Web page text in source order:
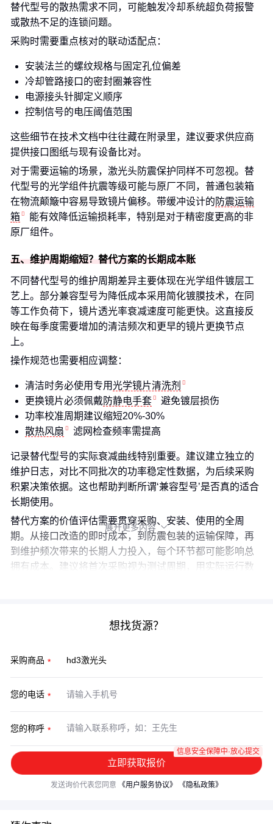
替代型号的散热需求不同，可能触发冷却系统超负荷报警
或散热不足的连锁问题。
采购时需要重点核对的联动适配点：
安装法兰的螺纹规格与固定孔位偏差
冷却管路接口的密封圈兼容性
电源接头针脚定义顺序
控制信号的电压阈值范围
这些细节在技术文档中往往藏在附录里，建议要求供应商
提供接口图纸与现有设备比对。
对于需要运输的场景，激光头防震保护同样不可忽视。替
代型号的光学组件抗震等级可能与原厂不同，普通包装箱
在物流颠簸中容易导致镜片偏移。带缓冲设计的 防震运输
箱
能有效降低运输损耗率，特别是对于精密度更高的非
原厂组件。
五、维护周期缩短？替代方案的长期成本账
不同替代型号的维护周期差异主要体现在光学组件镀层工
艺上。部分兼容型号为降低成本采用简化镀膜技术，在同
等工作负荷下，镜片透光率衰减速度可能更快。这直接反
映在每季度需要增加的清洁频次和更早的镜片更换节点
上。
操作规范也需要相应调整：
清洁时务必使用专用光学镜片清洗剂
更换镜片必须佩戴 防静电手套
避免镀层损伤
功率校准周期建议缩短20%-30%
散热风扇
滤网检查频率需提高
记录替代型号的实际衰减曲线特别重要。建议建立独立的
维护日志，对比不同批次的功率稳定性数据，为后续采购
积累决策依据。这也帮助判断所谓‘兼容型号’是否真的适合
长期使用。
替代方案的价值评估需要贯穿采购、安装、使用的全周
期。从接口改造的即时成本，到防震包装的运输保障，再
到维护频次带来的长期人力投入，每个环节都可能影响总
拥有成本。建议将首次采购视为测试周期，用实际运行数
展开更多内容 
想找货源？
采购商品
您的电话
您的称呼
立即获取报价
信息安全保障中·放心提交
发送询价代表您同意 《用户服务协议》 《隐私政策》